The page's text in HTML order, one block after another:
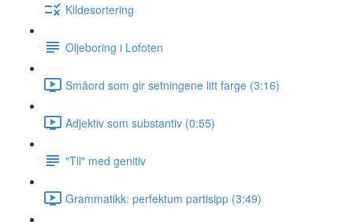
Kildesortering
Oljeboring i Lofoten
Småord som gir setningene litt farge (3:16)
Adjektiv som substantiv (0:55)
"Til" med genitiv
Grammatikk: perfektum partisipp (3:49)